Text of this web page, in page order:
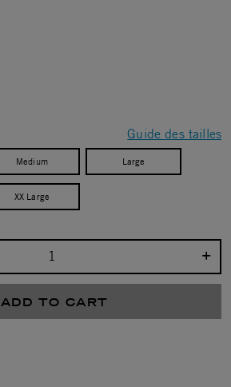
Guide des tailles
Medium Large
XX Large
ADD TO CART